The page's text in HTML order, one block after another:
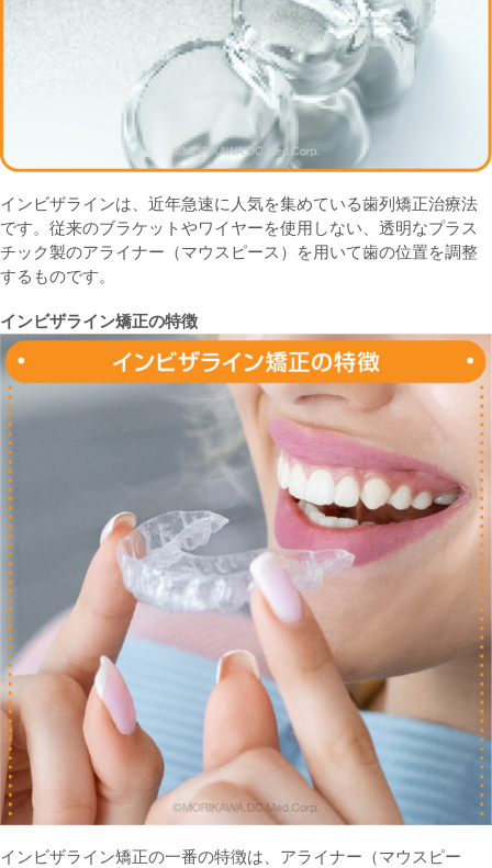
インビザラインは、近年急速に人気を集めている歯列矯正治療法
です。従来のブラケットやワイヤーを使用しない、透明なプラス
チック製のアライナー（マウスピース）を用いて歯の位置を調整
するものです。
インビザライン矯正の特徴
インビザライン矯正の一番の特徴は、アライナー（マウスピー